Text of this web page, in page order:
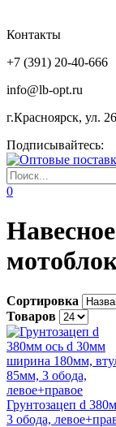
Контакты
+7 (391) 20-40-666
info@lb-opt.ru
г.Красноярск, ул.
Подписывайтесь:
0
Сортировка
Товаров
Грунтозацеп d
3 обода,